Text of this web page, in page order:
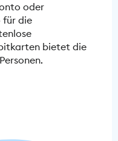
oder
für die
bietet die